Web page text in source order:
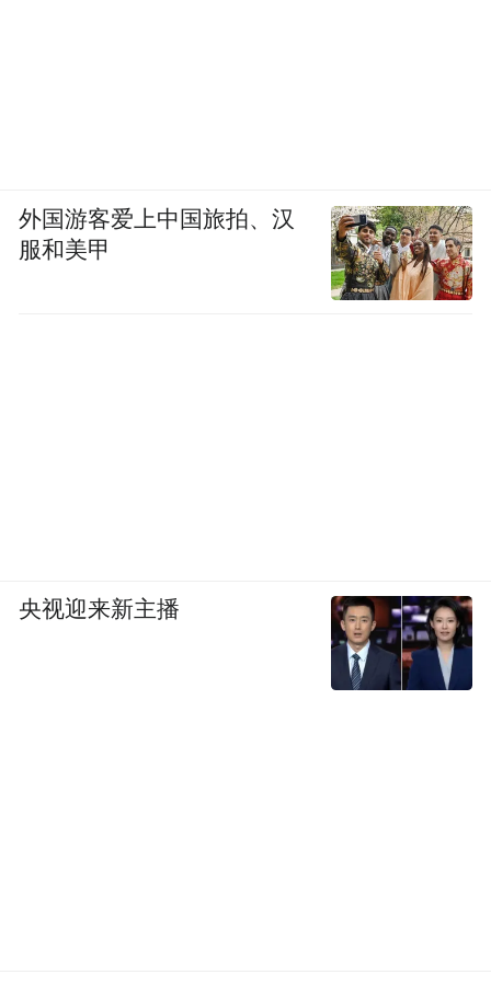
外国游客爱上中国旅拍、汉
服和美甲
央视迎来新主播